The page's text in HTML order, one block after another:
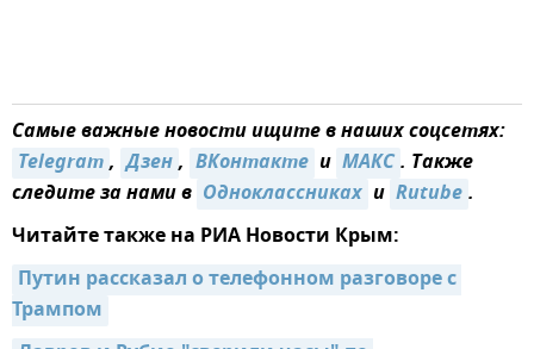
Самые важные новости ищите в наших соцсетях:
Telegram, Дзен, ВКонтакте и MAКС. Также
следите за нами в Одноклассниках и Rutube.
Читайте также на РИА Новости Крым:
Путин рассказал о телефонном разговоре с
Трампом